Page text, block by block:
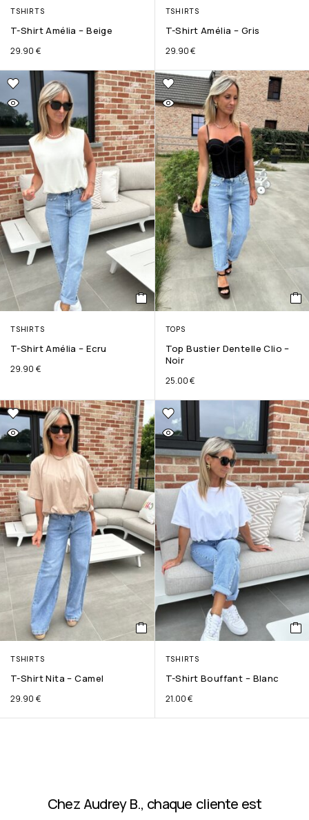
TSHIRTS
T-Shirt Amélia – Beige
29.90 €
TSHIRTS
T-Shirt Amélia – Gris
29.90€
TSHIRTS
T-Shirt Amélia – Ecru
29.90 €
TOPS
Top Bustier Dentelle Clio –
Noir
25.00€
TSHIRTS
T-Shirt Nita – Camel
29.90 €
TSHIRTS
T-Shirt Bouffant – Blanc
21.00€
Chez Audrey B., chaque cliente est